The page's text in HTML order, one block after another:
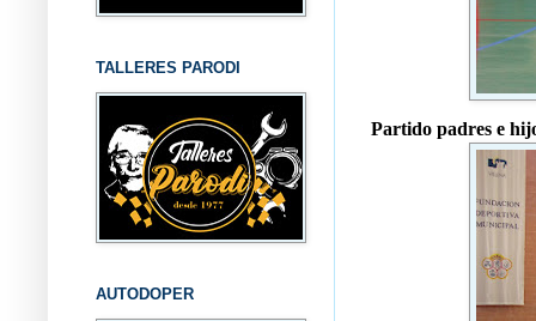
Partido padres e
TALLERES PARODI
AUTODOPER